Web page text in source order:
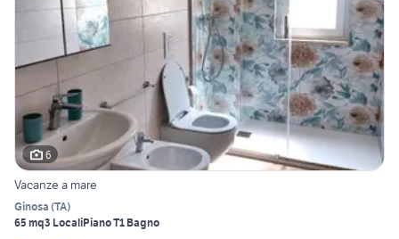
6
Vacanze a mare
Ginosa (TA)
65 mq3 LocaliPiano T1 Bagno